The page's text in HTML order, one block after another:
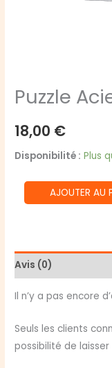
Puzzle
18,00 €
Disponibilité : Plus
quantité
de
Lorcana
1000p
AJOUTER AU
Avis (0)
Il n’y a pas encore
Seuls les clients
possibilité de laisser